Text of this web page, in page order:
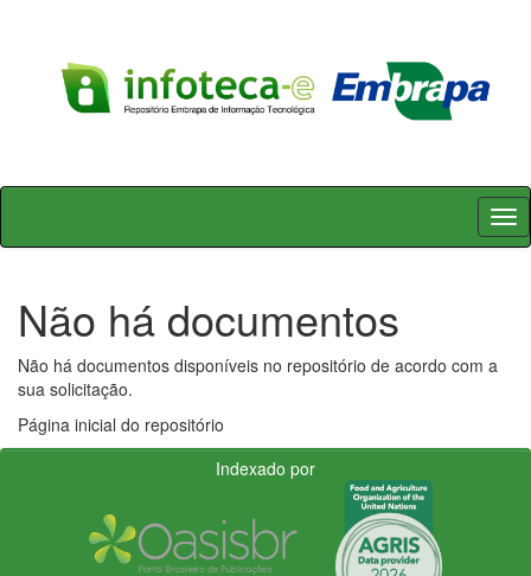
Skip
Não há documentos
Não há documentos disponíveis no repositório de acordo com a
sua solicitação.
Página inicial do repositório
Indexado por